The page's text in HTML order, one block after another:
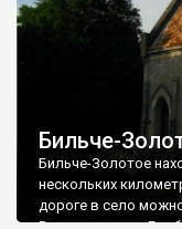
Бильче-
Бильче-Золотое
нескольких
дороге в село